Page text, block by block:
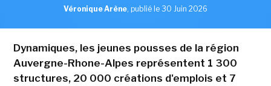
Véronique Arène, publié le 30 Juin 2026
Dynamiques, les jeunes pousses de la région
Auvergne-Rhone-Alpes représentent 1 300
structures, 20 000 créations d'emplois et 7